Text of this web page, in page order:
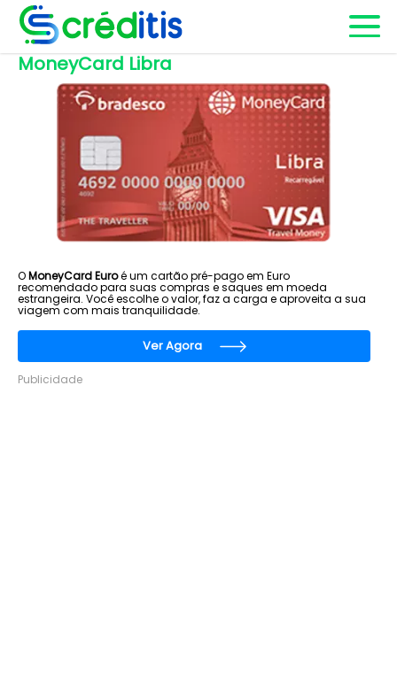
MoneyCard Libra
OMoneyCard Euroé um cartão pré-pago em Euro
recomendado para suas compras e saques em moeda
estrangeira. Você escolhe o valor, faz a carga e aproveita a sua
viagem com mais tranquilidade.
Ver Agora
Publicidade